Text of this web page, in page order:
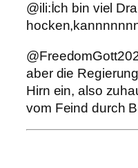
@ili:İch bin viel
aber die
Hirn ein, also
vom Feind durch